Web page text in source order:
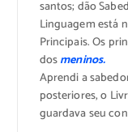
santos; dão
Linguagem está
Principais. Os
dosmeninos.
Aprendi a
posteriores, o
guardava seu